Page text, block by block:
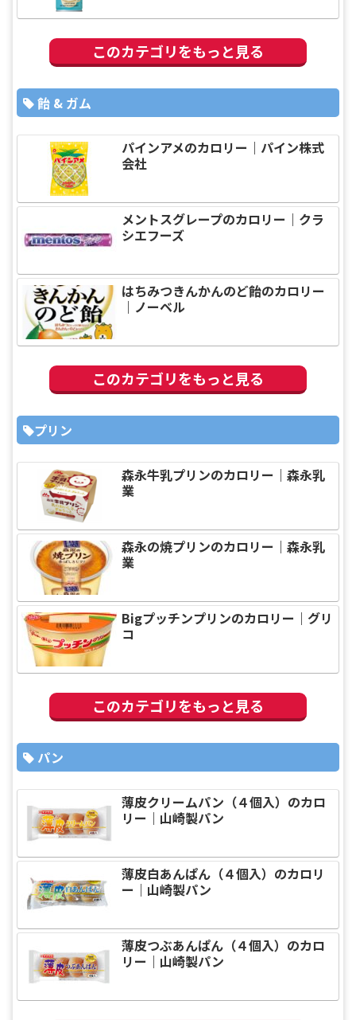
このカテゴリをもっと見る
飴 & ガム
パインアメのカロリー｜パイン株式
会社
メントスグレープのカロリー｜クラ
シエフーズ
はちみつきんかんのど飴のカロリー
｜ノーベル
このカテゴリをもっと見る
プリン
森永牛乳プリンのカロリー｜森永乳
業
森永の焼プリンのカロリー｜森永乳
業
Bigプッチンプリンのカロリー｜グリ
コ
このカテゴリをもっと見る
パン
薄皮クリームパン（４個入）のカロ
リー｜山崎製パン
薄皮白あんぱん（４個入）のカロリ
ー｜山崎製パン
薄皮つぶあんぱん（４個入）のカロ
リー｜山崎製パン